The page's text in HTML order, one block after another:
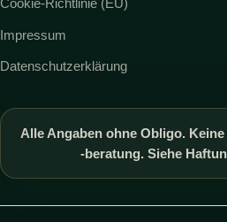
Impressum
Datenschutzerklärung
Alle Angaben ohne Obligo.
-beratung. Siehe